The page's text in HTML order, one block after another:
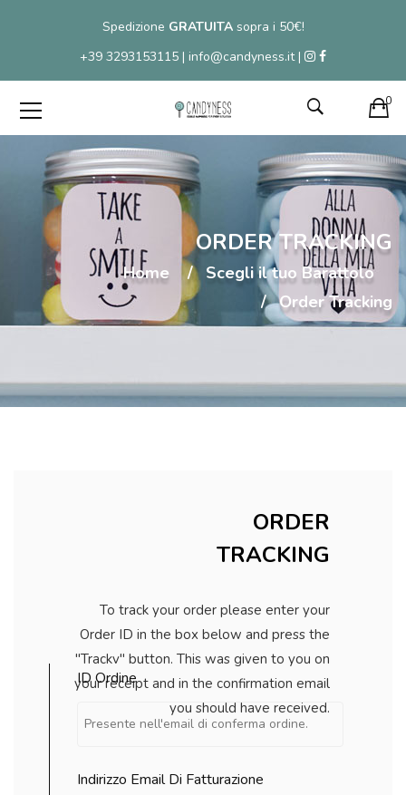
Spedizione GRATUITAsopra i 50€!
+39 3293153115 | info@candyness.it |
0
ORDER TRACKING
Home
Scegli il tuo Barattolo
Order Tracking
ORDER
TRACKING
To track your order please enter your
Order ID in the box below and press the
"Trackv" button. This was given to you on
your receipt and in the confirmation email
you should have received.
ID Ordine
Indirizzo Email Di Fatturazione